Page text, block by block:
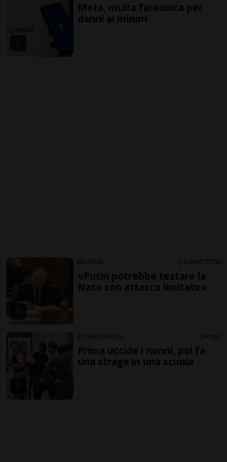
Meta, multa faraonica per
danni ai minori
RUSSIA 4 ore 7 58
«Putin potrebbe testare la
Nato con attacco limitato»
THAILANDIA 4 ore
Prima uccide i nonni, poi fa
una strage in una scuola